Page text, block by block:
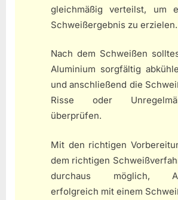
gleichmäßig verteilst, um
Schweißergebnis zu erzielen.
Nach dem Schweißen
Aluminium sorgfältig
und anschließend die
Risse oder
überprüfen.
Mit den richtigen
dem richtigen
durchaus möglich,
erfolgreich mit einem